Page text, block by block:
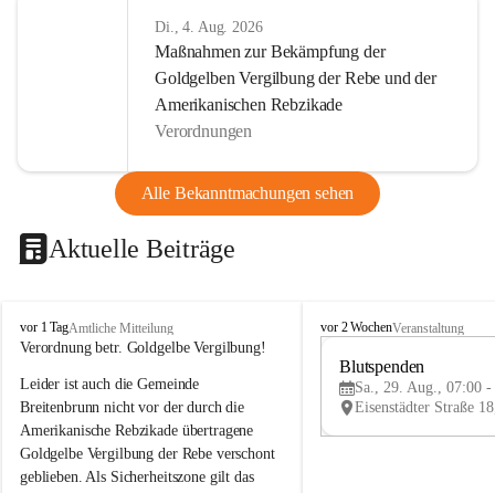
Di., 4. Aug. 2026
Maßnahmen zur Bekämpfung der
Goldgelben Vergilbung der Rebe und der
Amerikanischen Rebzikade
Verordnungen
Alle Bekanntmachungen sehen
Aktuelle Beiträge
B
r
i
t
e
n
b
r
vor 1 TagAmtliche Mitteilung
Verordnung betr. Goldgelbe Vergilbung!
Leider ist auch die Gemeinde
Breitenbrunn nicht vor der durch die
Amerikanische Rebzikade übertragene
Goldgelbe Vergilbung der Rebe verschont
geblieben. Als Sicherheitszone gilt das
B
e
vor 2 WochenVeranstaltung
Blutspenden
Sa., 29. Aug., 07:00 -